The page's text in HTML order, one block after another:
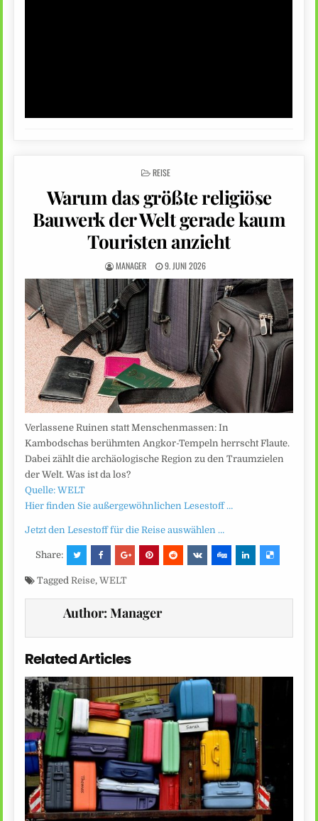
POSTED
REISE
Warum das größte religiöse
Bauwerk der Welt gerade kaum
Touristen anzieht
MANAGER 9. JUNI 2026
Verlassene Ruinen statt Menschenmassen: In
Kambodschas berühmten Angkor-Tempeln herrscht Flaute.
Dabei zählt die archäologische Region zu den Traumzielen
der Welt. Was ist da los?
Quelle: WELT
Hier finden Sie außergewöhnlichen Lesestoff …
Jetzt den Lesestoff für die Reise auswählen …
Share:
Tagged Reise,WELT
Author:Manager
Related Articles